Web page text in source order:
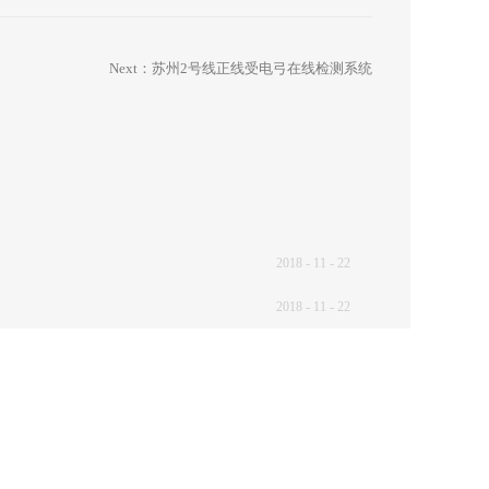
Next： 苏州2号线正线受电弓在线检测系统
2018 - - 22
2018 - - 22